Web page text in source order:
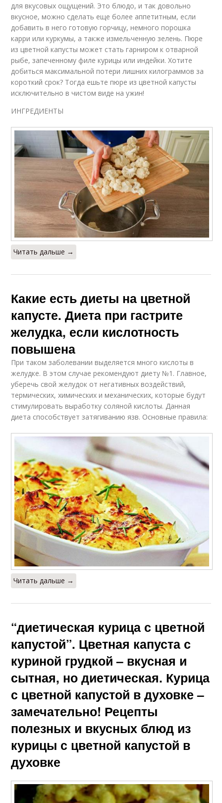
для вкусовых ощущений. Это блюдо, и так довольно
вкусное, можно сделать еще более аппетитным, если
добавить в него готовую горчицу, немного порошка
карри или куркумы, а также измельченную зелень. Пюре
из цветной капусты может стать гарниром к отварной
рыбе, запеченному филе курицы или индейки. Хотите
добиться максимальной потери лишних килограммов за
короткий срок? Тогда ешьте пюре из цветной капусты
исключительно в чистом виде на ужин!
ИНГРЕДИЕНТЫ
Читать дальше →
Какие есть диеты на цветной
капусте. Диета при гастрите
желудка, если кислотность
повышена
При таком заболевании выделяется много кислоты в
желудке. В этом случае рекомендуют диету №1. Главное,
уберечь свой желудок от негативных воздействий,
термических, химических и механических, которые будут
стимулировать выработку соляной кислоты. Данная
диета способствует затягиванию язв. Основные правила:
Читать дальше →
“диетическая курица с цветной
капустой”. Цветная капуста с
куриной грудкой – вкусная и
сытная, но диетическая. Курица
с цветной капустой в духовке –
замечательно! Рецепты
полезных и вкусных блюд из
курицы с цветной капустой в
духовке